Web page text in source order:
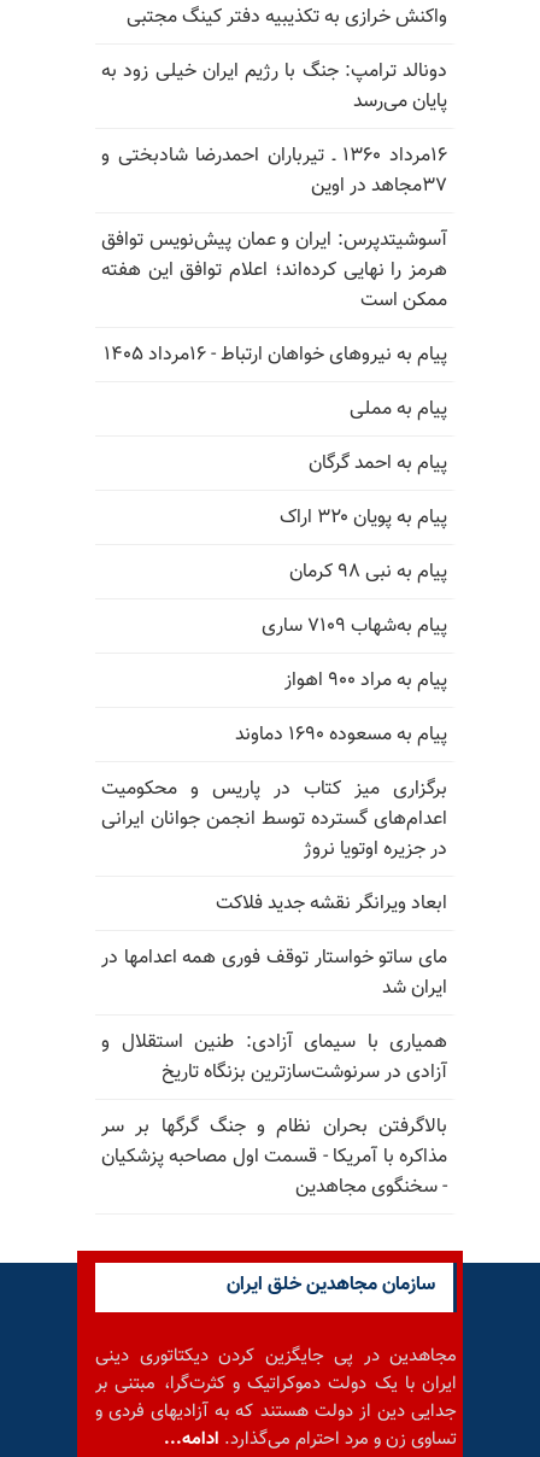
واکنش خرازی به تکذیبیه دفتر کینگ مجتبی
دونالد ترامپ: جنگ با رژیم ایران خیلی زود به
پایان می‌رسد
۱۶مرداد ۱۳۶۰ ـ تیرباران احمدرضا شادبختی و
۳۷مجاهد در اوین
آسوشیتدپرس: ایران و عمان پیش‌نویس توافق
هرمز را نهایی کرده‌اند؛ اعلام توافق این هفته
ممکن است
پیام به نیروهای خواهان ارتباط - ۱۶مرداد ۱۴۰۵
پیام به مملی
پیام به احمد گرگان
پیام به پویان ۳۲۰ اراک
پیام به نبی ۹۸ کرمان
پیام به‌شهاب ۷۱۰۹ ساری
پیام به مراد ۹۰۰ اهواز
پیام به مسعوده ۱۶۹۰ دماوند
برگزاری میز کتاب در پاریس و محکومیت
اعدام‌های گسترده توسط انجمن جوانان ایرانی
در جزیره اوتویا نروژ
ابعاد ویرانگر نقشه جدید فلاکت
مای ساتو خواستار توقف فوری همه اعدامها در
ایران شد
همیاری با سیمای آزادی: طنین استقلال و
آزادی در سرنوشت‌سازترین بزنگاه تاریخ
بالا‌گرفتن بحران نظام و جنگ گرگها بر سر
مذاکره با آمریکا - قسمت اول مصاحبه پزشکیان
- سخنگوی مجاهدین
سازمان مجاهدین خلق ایران
مجاهدین در پی جایگزین کردن دیکتاتوری دینی
ایران با یک دولت دموکراتیک و کثرت‌گرا، مبتنی بر
جدایی دین از دولت هستند که به آزادیهای فردی و
تساوی زن و مرد احترام می‌گذارد. ادامه...